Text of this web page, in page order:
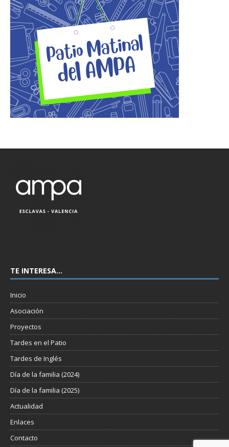
TE INTERESA…
Inicio
Asociación
Proyectos
Tardes en el Patio
Tardes de Inglés
Día de la familia (2024)
Día de la familia (2025)
Actualidad
Enlaces
Contacto